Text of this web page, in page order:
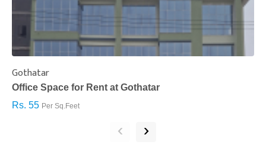
Gothatar
Office Space for Rent at Gothatar
Rs. 55 Per Sq.Feet
‹ ›